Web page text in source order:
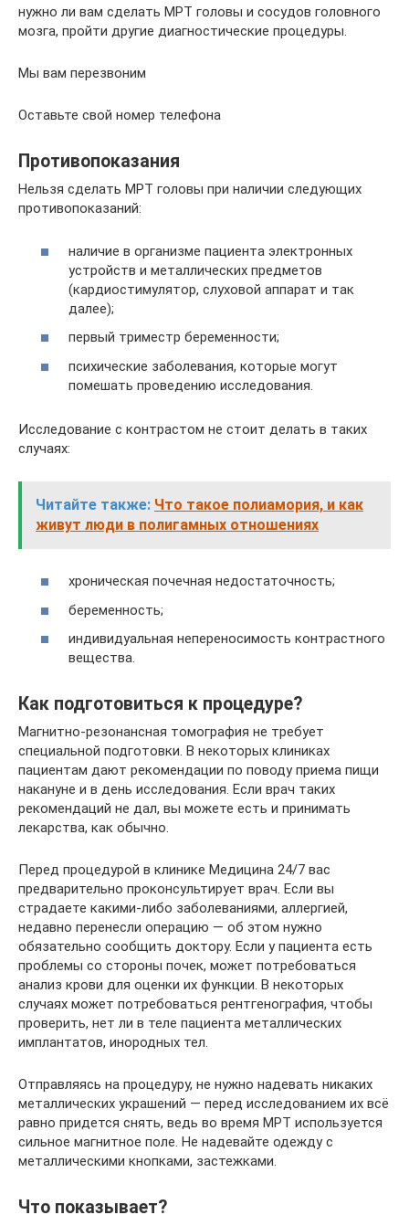
нужно ли вам сделать МРТ головы и сосудов головного
мозга, пройти другие диагностические процедуры.
Мы вам перезвоним
Оставьте свой номер телефона
Противопоказания
Нельзя сделать МРТ головы при наличии следующих
противопоказаний:
наличие в организме пациента электронных
устройств и металлических предметов
(кардиостимулятор, слуховой аппарат и так
далее);
первый триместр беременности;
психические заболевания, которые могут
помешать проведению исследования.
Исследование с контрастом не стоит делать в таких
случаях:
Читайте также: Что такое полиамория, и как
живут люди в полигамных отношениях
хроническая почечная недостаточность;
беременность;
индивидуальная непереносимость контрастного
вещества.
Как подготовиться к процедуре?
Магнитно-резонансная томография не требует
специальной подготовки. В некоторых клиниках
пациентам дают рекомендации по поводу приема пищи
накануне и в день исследования. Если врач таких
рекомендаций не дал, вы можете есть и принимать
лекарства, как обычно.
Перед процедурой в клинике Медицина 24/7 вас
предварительно проконсультирует врач. Если вы
страдаете какими-либо заболеваниями, аллергией,
недавно перенесли операцию — об этом нужно
обязательно сообщить доктору. Если у пациента есть
проблемы со стороны почек, может потребоваться
анализ крови для оценки их функции. В некоторых
случаях может потребоваться рентгенография, чтобы
проверить, нет ли в теле пациента металлических
имплантатов, инородных тел.
Отправляясь на процедуру, не нужно надевать никаких
металлических украшений — перед исследованием их всё
равно придется снять, ведь во время МРТ используется
сильное магнитное поле. Не надевайте одежду с
металлическими кнопками, застежками.
Что показывает?